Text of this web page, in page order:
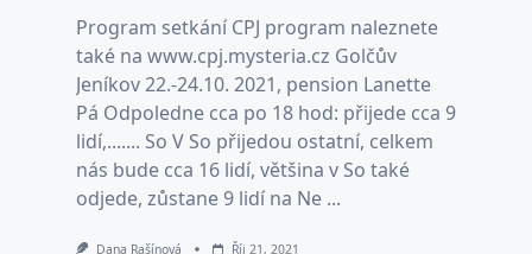
Program setkání CPJ program naleznete
také na www.cpj.mysteria.cz Golčův
Jeníkov 22.-24.10. 2021, pension Lanette
Pá Odpoledne cca po 18 hod: přijede cca 9
lidí,....... So V So přijedou ostatní, celkem
nás bude cca 16 lidí, většina v So také
odjede, zůstane 9 lidí na Ne ...
Dana Rašínová Říj 21, 2021